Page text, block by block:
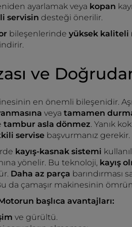
ayarlamak veya kopan
servisin desteği önerilir.
bileşenlerinde yüksek kaliteli
ve
en önemli bileşenidir.
veya tamamen
tambur asla dönmez. Yanık
servise başvurmanız gerekir.
kayış-kasnak sistemi
yönelir. Bu teknoloji, kayış
Daha az parça barındırması
da çamaşır makinesinin
başlıca avantajları:
ve gürültü.